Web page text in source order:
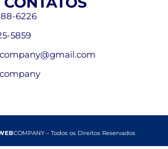
6226
5859
COMPANY – Todos os Direitos Reservados